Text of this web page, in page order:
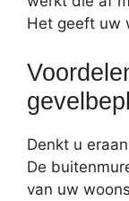
Het geeft uw
Denkt u
De
van uw